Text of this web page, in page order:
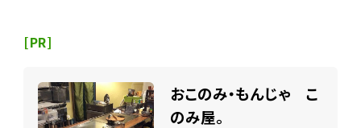
[PR]
おこのみ・もんじゃ こ
のみ屋。